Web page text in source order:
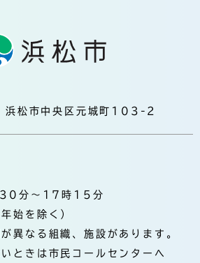
市中央区元城町103-2
分～17時15分
始を除く）
異なる組織、施設があります。
いときは市民コールセンターへ